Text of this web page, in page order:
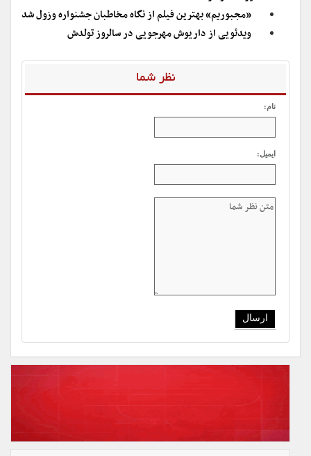
«مجبوریم» بهترین فیلم از نگاه مخاطبان جشنواره وزول شد
ویدئویی از داریوش مهرجویی در سالروز تولدش
نظر شما
نام:
ایمیل: